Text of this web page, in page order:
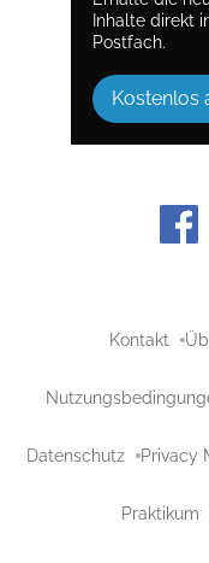
Inhalte direkt
Postfach.
Kostenlos
Kontakt
Datenschutz Privacy
Praktikum